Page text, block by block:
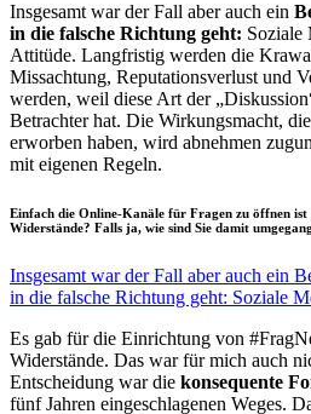
Insgesamt war der Fall aber auch ein
in die falsche Richtung geht: Soziale
Attitüde. Langfristig werden die
Missachtung, Reputationsverlust und
werden, weil diese Art der
Betrachter hat. Die Wirkungsmacht,
erworben haben, wird abnehmen
mit eigenen Regeln.
Einfach die Online-Kanäle für Fragen zu öffnen
Widerstände? Falls ja, wie sind Sie damit
Insgesamt war der Fall aber auch ein
in die falsche Richtung geht: Soziale
Es gab für die Einrichtung von
Widerstände. Das war für mich auch
Entscheidung war die konsequente
fünf Jahren eingeschlagenen Weges.